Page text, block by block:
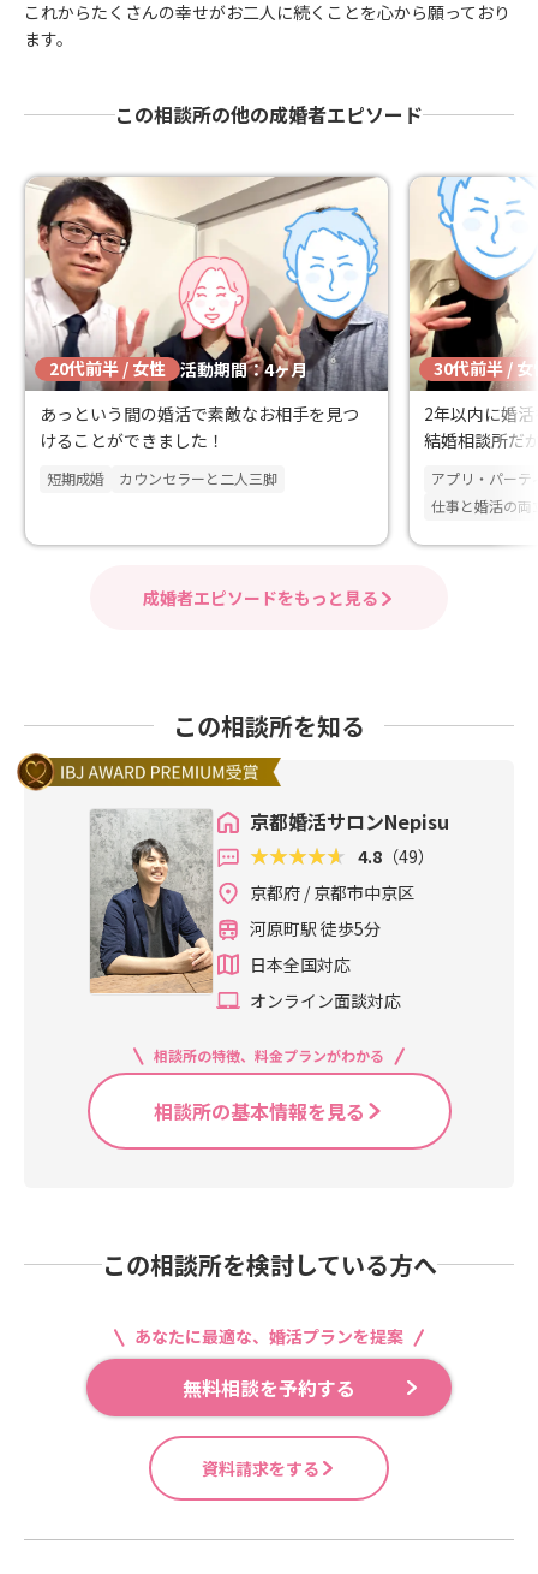
これからたくさんの幸せがお二人に続くことを心から願っており
ます。
この相談所の他の成婚者エピソード
20代前半 / 女性 活動期間：4ヶ月
あっという間の婚活で素敵なお相手を見つ
けることができました！
短期成婚 カウンセラーと二人三脚
30代前半 / 女
2年以内に婚
結婚相談所だ
アプリ・パーテ
仕事と婚活の両
成婚者エピソードをもっと見る
この相談所を知る
京都婚活サロンNepisu
4.8 （49）
京都府 / 京都市中京区
河原町駅 徒歩5分
日本全国対応
オンライン面談対応
相談所の特徴、料金プランがわかる
相談所の基本情報を見る
この相談所を検討している方へ
あなたに最適な、婚活プランを提案
無料相談を予約する
資料請求をする